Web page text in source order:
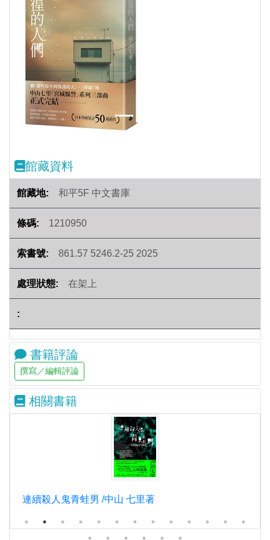
Previous
館藏資料
和平5F 中文書庫
1210950
861.57 5246.2-25 2025
在架上
書籍評論
相關書籍
連續殺人鬼青蛙男 /中山 七里著